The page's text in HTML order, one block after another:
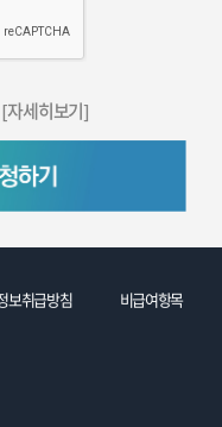
[자세히보기]
보취급방침 비급여항목